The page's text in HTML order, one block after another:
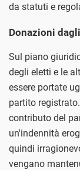
da statuti e
Donazioni
Sul piano
degli eletti e le
essere portate
partito
contributo del
un'indennità
quindi
vengano